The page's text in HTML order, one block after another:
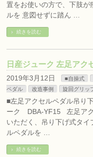
置をお使いの方で、下肢
ルを 意図せずに踏ん …
続きを読む
日産ジューク 左足アク
2019年3月12日 ■自操式
ペダル
改造事例 旋回グリッ
■左足アクセルペダル吊り
ーク DBA-YF15 左足アク
いただく、吊り下げ式タ
ルペダルを …
続きを読む